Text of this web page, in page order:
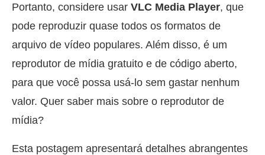
Portanto, considere usar VLC Media Player, que
pode reproduzir quase todos os formatos de
arquivo de vídeo populares. Além disso, é um
reprodutor de mídia gratuito e de código aberto,
para que você possa usá-lo sem gastar nenhum
valor. Quer saber mais sobre o reprodutor de
mídia?
Esta postagem apresentará detalhes abrangentes